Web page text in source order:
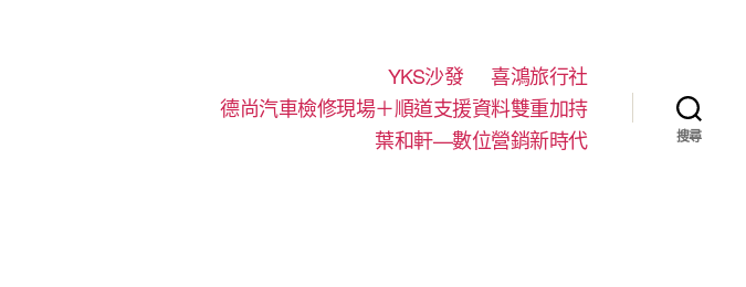
YKS沙發
喜鴻旅行社
德尚汽車檢修現場＋順道支援資料雙重加持
葉和軒—數位營銷新時代
搜尋